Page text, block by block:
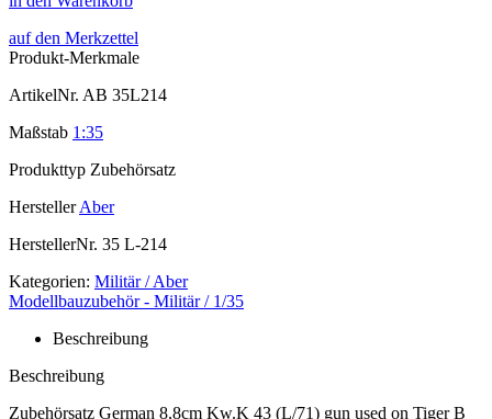
auf den Merkzettel
Produkt-Merkmale
ArtikelNr. AB 35L214
Maßstab 1:35
Produkttyp Zubehörsatz
Hersteller Aber
HerstellerNr. 35 L-214
Kategorien: Militär / Aber
Modellbauzubehör - Militär / 1/35
Beschreibung
Beschreibung
Zubehörsatz German 8,8cm Kw.K 43 (L/71) gun used on Tiger B